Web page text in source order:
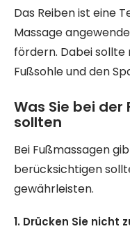
Das Reiben ist eine
Massage
fördern. Dabei
Fußsohle und den
Was Sie bei
sollten
Bei Fußmassagen
berücksichtigen
gewährleisten.
1. Drücken Sie nicht